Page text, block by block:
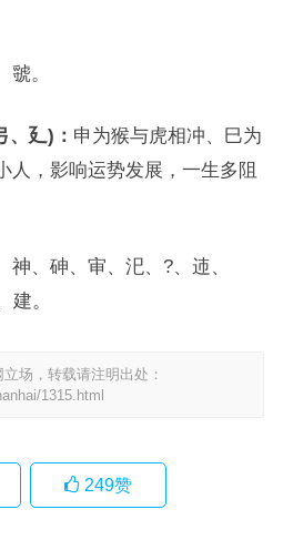
。
、廴)： 申为猴与虎相冲、巳为
人，影响运势发展，一生多阻
、砷、审、汜、?、䢌、
建。
场，转载请注明出处：
1315.html
249赞